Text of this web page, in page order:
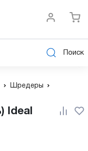
Поиск
Шредеры